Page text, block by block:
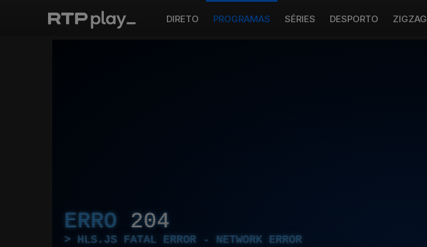
DIRETO PROGRAMAS SÉRIES DESPORTO ZIGZAG
ERRO 204
HLS.JS FATAL ERROR - NETWORK ERROR